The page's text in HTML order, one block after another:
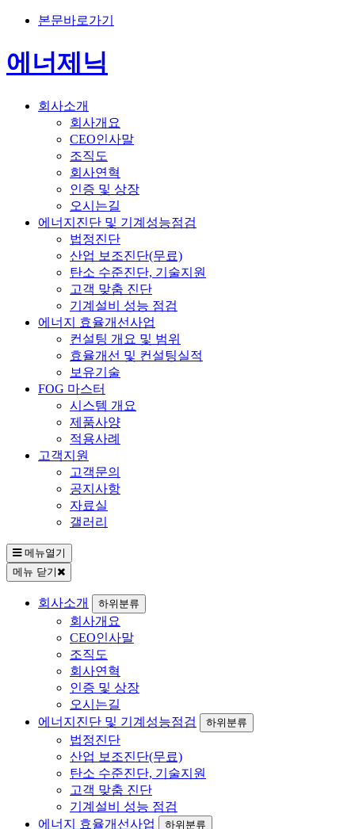
본문바로가기
에너제닉
회사소개
회사개요
CEO인사말
조직도
회사연혁
인증 및 상장
오시는길
에너지진단 및 기계성능점검
법정진단
산업 보조진단(무료)
탄소 수준진단, 기술지원
고객 맞춤 진단
기계설비 성능 점검
에너지 효율개선사업
컨설팅 개요 및 범위
효율개선 및 컨설팅실적
보유기술
FOG 마스터
시스템 개요
제품사양
적용사례
고객지원
고객문의
공지사항
자료실
갤러리
메뉴열기
메뉴 닫기
회사소개 하위분류
회사개요
CEO인사말
조직도
회사연혁
인증 및 상장
오시는길
에너지진단 및 기계성능점검
하위분류
법정진단
산업 보조진단(무료)
탄소 수준진단, 기술지원
고객 맞춤 진단
기계설비 성능 점검
에너지 효율개선사업
하위분류